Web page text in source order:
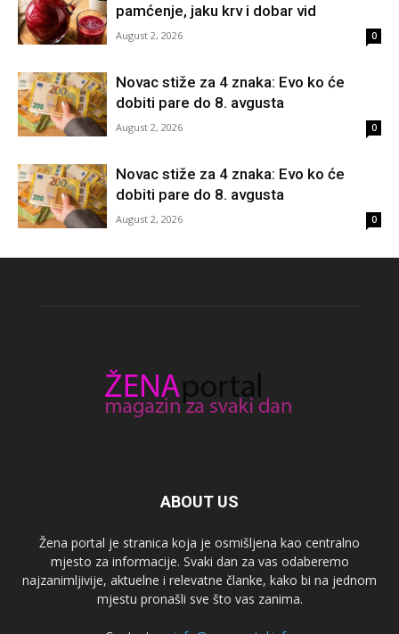
pamćenje, jaku krv i dobar vid
August 2, 2026 0
Novac stiže za 4 znaka: Evo ko će
dobiti pare do 8. avgusta
August 2, 2026 0
Novac stiže za 4 znaka: Evo ko će
dobiti pare do 8. avgusta
August 2, 2026 0
ABOUT US
Žena portal je stranica koja je osmišljena kao centralno
mjesto za informacije. Svaki dan za vas odaberemo
najzanimljivije, aktuelne i relevatne članke, kako bi na jednom
mjestu pronašli sve što vas zanima.